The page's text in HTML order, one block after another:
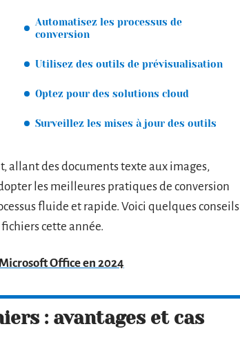
Automatisez les processus de
conversion
Utilisez des outils de prévisualisation
Optez pour des solutions cloud
Surveillez les mises à jour des outils
allant des documents texte aux images,
les meilleures pratiques de conversion
fluide et rapide. Voici quelques conseils
cette année.
Office en 2024
: avantages et cas